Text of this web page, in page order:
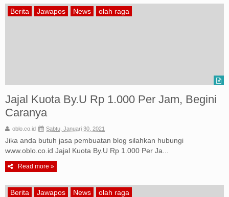
Jajal Kuota By.U Rp 1.000 Per Jam, Begini
Caranya
oblo.co.id Sabtu, Januari 30, 2021
Jika anda butuh jasa pembuatan blog silahkan hubungi
www.oblo.co.id Jajal Kuota By.U Rp 1.000 Per Ja...
Read more »
Berita Jawapos News olah raga
Berita Jawapos News olah raga